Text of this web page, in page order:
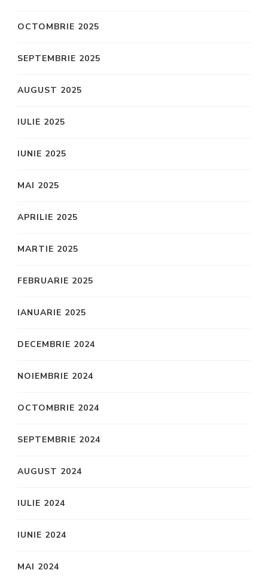
OCTOMBRIE 2025
SEPTEMBRIE 2025
AUGUST 2025
IULIE 2025
IUNIE 2025
MAI 2025
APRILIE 2025
MARTIE 2025
FEBRUARIE 2025
IANUARIE 2025
DECEMBRIE 2024
NOIEMBRIE 2024
OCTOMBRIE 2024
SEPTEMBRIE 2024
AUGUST 2024
IULIE 2024
IUNIE 2024
MAI 2024